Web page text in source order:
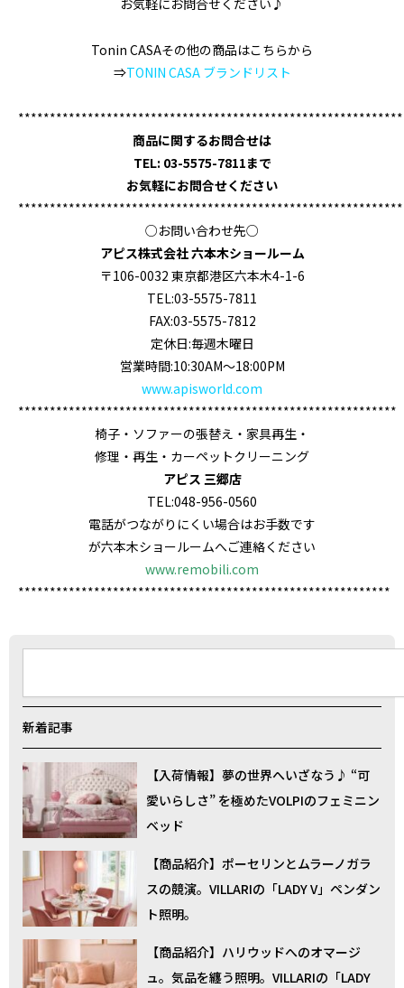
お気軽にお問合せください♪
Tonin CASAその他の商品はこちらから
⇒TONIN CASA ブランドリスト
*************************************************************
商品に関するお問合せは
TEL: 03-5575-7811まで
お気軽にお問合せください
○お問い合わせ先○
アピス株式会社 六本木ショールーム
〒106-0032 東京都港区六本木4-1-6
TEL:03-5575-7811
FAX:03-5575-7812
定休日:毎週木曜日
営業時間:10:30AM～18:00PM
www.apisworld.com
************************************************************
椅子・ソファーの張替え・家具再生・
修理・再生・カーペットクリーニング
アピス 三郷店
TEL:048-956-0560
電話がつながりにくい場合はお手数です
が六本木ショールームへご連絡ください
www.remobili.com
***********************************************************
新着記事
【入荷情報】夢の世界へいざなう♪ “可
愛いらしさ” を極めたVOLPIのフェミニン
ベッド
【商品紹介】ポーセリンとムラーノガラ
スの競演。VILLARIの「LADY V」ペンダン
ト照明。
【商品紹介】ハリウッドへのオマージ
ュ。気品を纏う照明。VILLARIの「LADY